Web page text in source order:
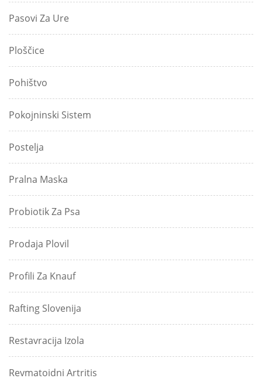
Pasovi Za Ure
Ploščice
Pohištvo
Pokojninski Sistem
Postelja
Pralna Maska
Probiotik Za Psa
Prodaja Plovil
Profili Za Knauf
Rafting Slovenija
Restavracija Izola
Revmatoidni Artritis